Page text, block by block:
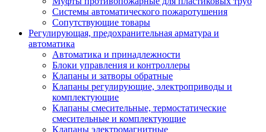
Системы автоматического пожаротушения
Сопутствующие товары
Регулирующая, предохранительная арматура и
автоматика
Автоматика и принадлежности
Блоки управления и контроллеры
Клапаны и затворы обратные
Клапаны регулирующие, электроприводы и
комплектующие
Клапаны смесительные, термостатические
смесительные и комплектующие
Клапаны электромагнитные